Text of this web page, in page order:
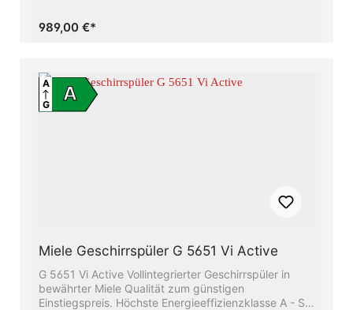
AutoOpen-TrocknungBeste Ergebnisse in weniger als
abgestimmt auf Ihren Alltag - Comfort
KörbeBesonders leichtes Türöffnen und -schließen −
ComfortClose
989,00 €*
A
A
G
Miele Geschirrspüler G 5651 Vi Active
G 5651 Vi Active Vollintegrierter Geschirrspüler in
bewährter Miele Qualität zum günstigen
Einstiegspreis. Höchste Energieeffizienzklasse A - Sie